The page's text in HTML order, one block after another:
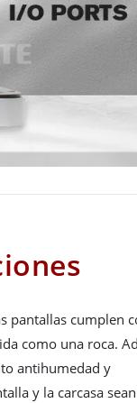
pantallas cumplen
como una roca.
antihumedad y
y la carcasa sean